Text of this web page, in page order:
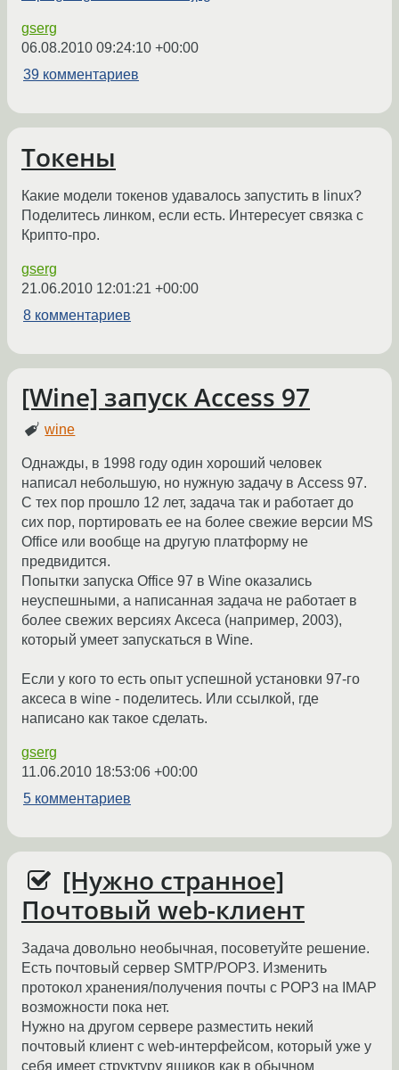
gserg
06.08.2010 09:24:10 +00:00
39 комментариев
Токены
Какие модели токенов удавалось запустить в linux?
Поделитесь линком, если есть. Интересует связка с
Крипто-про.
gserg
21.06.2010 12:01:21 +00:00
8 комментариев
[Wine] запуск Access 97
wine
Однажды, в 1998 году один хороший человек
написал небольшую, но нужную задачу в Access 97.
С тех пор прошло 12 лет, задача так и работает до
сих пор, портировать ее на более свежие версии MS
Office или вообще на другую платформу не
предвидится.
Попытки запуска Office 97 в Wine оказались
неуспешными, а написанная задача не работает в
более свежих версиях Аксеса (например, 2003),
который умеет запускаться в Wine.
Если у кого то есть опыт успешной установки 97-го
аксеса в wine - поделитесь. Или ссылкой, где
написано как такое сделать.
gserg
11.06.2010 18:53:06 +00:00
5 комментариев
[Нужно странное]
Почтовый web-клиент
Задача довольно необычная, посоветуйте решение.
Есть почтовый сервер SMTP/POP3. Изменить
протокол хранения/получения почты с POP3 на IMAP
возможности пока нет.
Нужно на другом сервере разместить некий
почтовый клиент с web-интерфейсом, который уже у
себя имеет структуру ящиков как в обычном